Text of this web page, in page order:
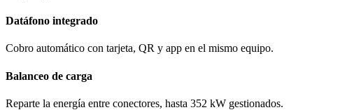
Datáfono integrado
Cobro automático con tarjeta, QR y app en el mismo equipo.
Balanceo de carga
Reparte la energía entre conectores, hasta 352 kW gestionados.